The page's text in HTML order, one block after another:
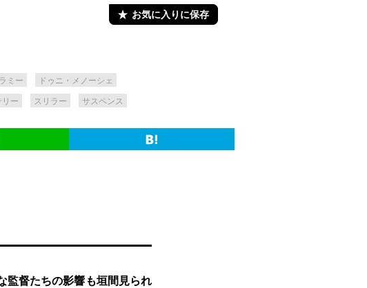
お気に入りに保存
ミー ドゥニ・メノーシェ
リー スリラー サスペンス
監督たちの影響も垣間見られ